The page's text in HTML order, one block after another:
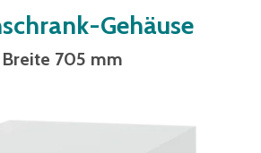
Gehäuse
705 mm